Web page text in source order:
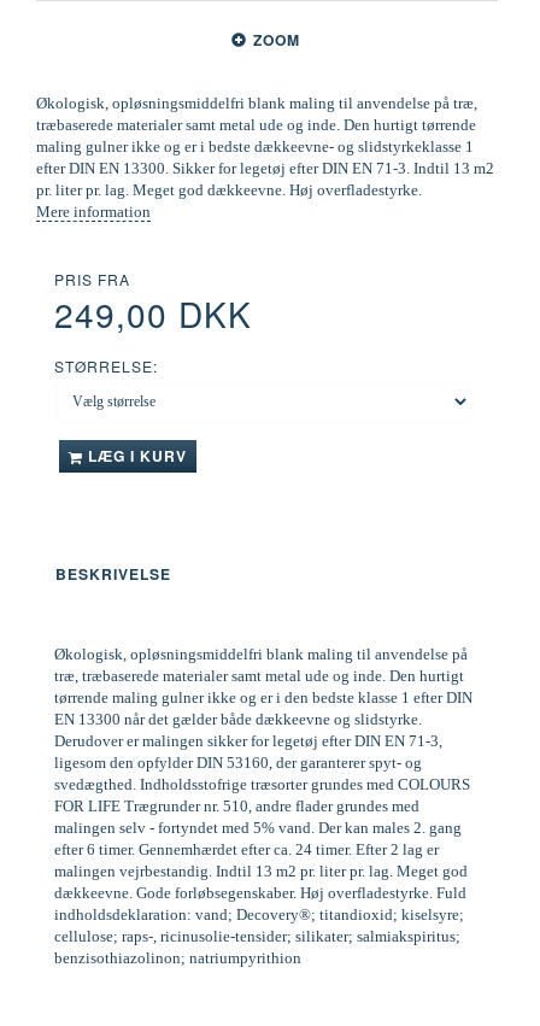
ZOOM
Økologisk, opløsningsmiddelfri blank maling til anvendelse på træ,
træbaserede materialer samt metal ude og inde. Den hurtigt tørrende
maling gulner ikke og er i bedste dækkeevne- og slidstyrkeklasse 1
efter DIN EN 13300. Sikker for legetøj efter DIN EN 71-3. Indtil 13 m2
pr. liter pr. lag. Meget god dækkeevne. Høj overfladestyrke.
Mere information
PRIS FRA
249,00 DKK
STØRRELSE:
LÆG I KURV
BESKRIVELSE
Økologisk, opløsningsmiddelfri blank maling til anvendelse på
træ, træbaserede materialer samt metal ude og inde. Den hurtigt
tørrende maling gulner ikke og er i den bedste klasse 1 efter DIN
EN 13300 når det gælder både dækkeevne og slidstyrke.
Derudover er malingen sikker for legetøj efter DIN EN 71-3,
ligesom den opfylder DIN 53160, der garanterer spyt- og
svedægthed. Indholdsstofrige træsorter grundes med COLOURS
FOR LIFE Trægrunder nr. 510, andre flader grundes med
malingen selv - fortyndet med 5% vand. Der kan males 2. gang
efter 6 timer. Gennemhærdet efter ca. 24 timer. Efter 2 lag er
malingen vejrbestandig. Indtil 13 m2 pr. liter pr. lag. Meget god
dækkeevne. Gode forløbsegenskaber. Høj overfladestyrke. Fuld
indholdsdeklaration: vand; Decovery®; titandioxid; kiselsyre;
cellulose; raps-, ricinusolie-tensider; silikater; salmiakspiritus;
benzisothiazolinon; natriumpyrithion